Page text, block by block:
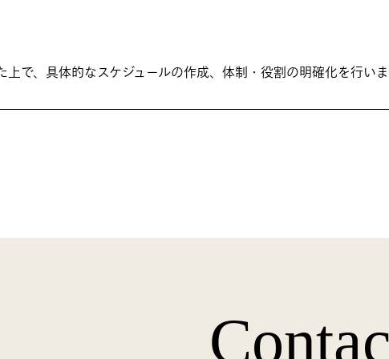
上で、具体的なスケジュールの作成、体制・役割の明確化を行い